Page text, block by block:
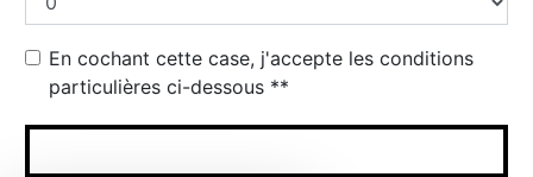
En cochant cette case, j'accepte les conditions
particulières ci-dessous **